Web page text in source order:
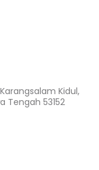
Kidul,
Tengah 53152